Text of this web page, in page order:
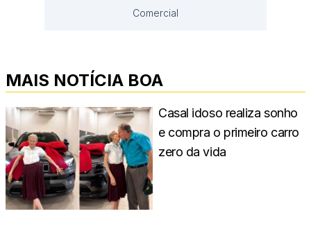
Comercial
MAIS NOTÍCIA BOA
Casal idoso realiza sonho
e compra o primeiro carro
zero da vida